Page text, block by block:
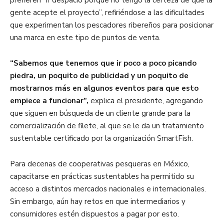
gente acepte el proyecto”, refiriéndose a las dificultades
que experimentan los pescadores ribereños para posicionar
una marca en este tipo de puntos de venta.
“Sabemos que tenemos que ir poco a poco picando
piedra, un poquito de publicidad y un poquito de
mostrarnos más en algunos eventos para que esto
empiece a funcionar”, explica el presidente, agregando
que siguen en búsqueda de un cliente grande para la
comercialización de filete, al que se le da un tratamiento
sustentable certificado por la organización SmartFish.
Para decenas de cooperativas pesqueras en México,
capacitarse en prácticas sustentables ha permitido su
acceso a distintos mercados nacionales e internacionales.
Sin embargo, aún hay retos en que intermediarios y
consumidores estén dispuestos a pagar por esto.